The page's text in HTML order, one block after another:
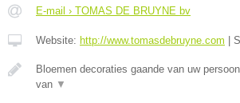
E-mail › TOMAS DE BRUYNE bv
Website: http://www.tomasdebruyne.com
Bloemen decoraties gaande van uw
van ▼